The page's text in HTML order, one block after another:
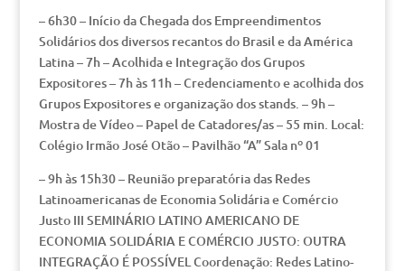
– 6h30 – Início da Chegada dos Empreendimentos
Solidários dos diversos recantos do Brasil e da América
Latina – 7h – Acolhida e Integração dos Grupos
Expositores – 7h às 11h – Credenciamento e acolhida dos
Grupos Expositores e organização dos stands. – 9h –
Mostra de Vídeo – Papel de Catadores/as – 55 min. Local:
Colégio Irmão José Otão – Pavilhão “A” Sala nº 01
– 9h às 15h30 – Reunião preparatória das Redes
Latinoamericanas de Economia Solidária e Comércio
Justo III SEMINÁRIO LATINO AMERICANO DE
ECONOMIA SOLIDÁRIA E COMÉRCIO JUSTO: OUTRA
INTEGRAÇÃO É POSSÍVEL Coordenação: Redes Latino-